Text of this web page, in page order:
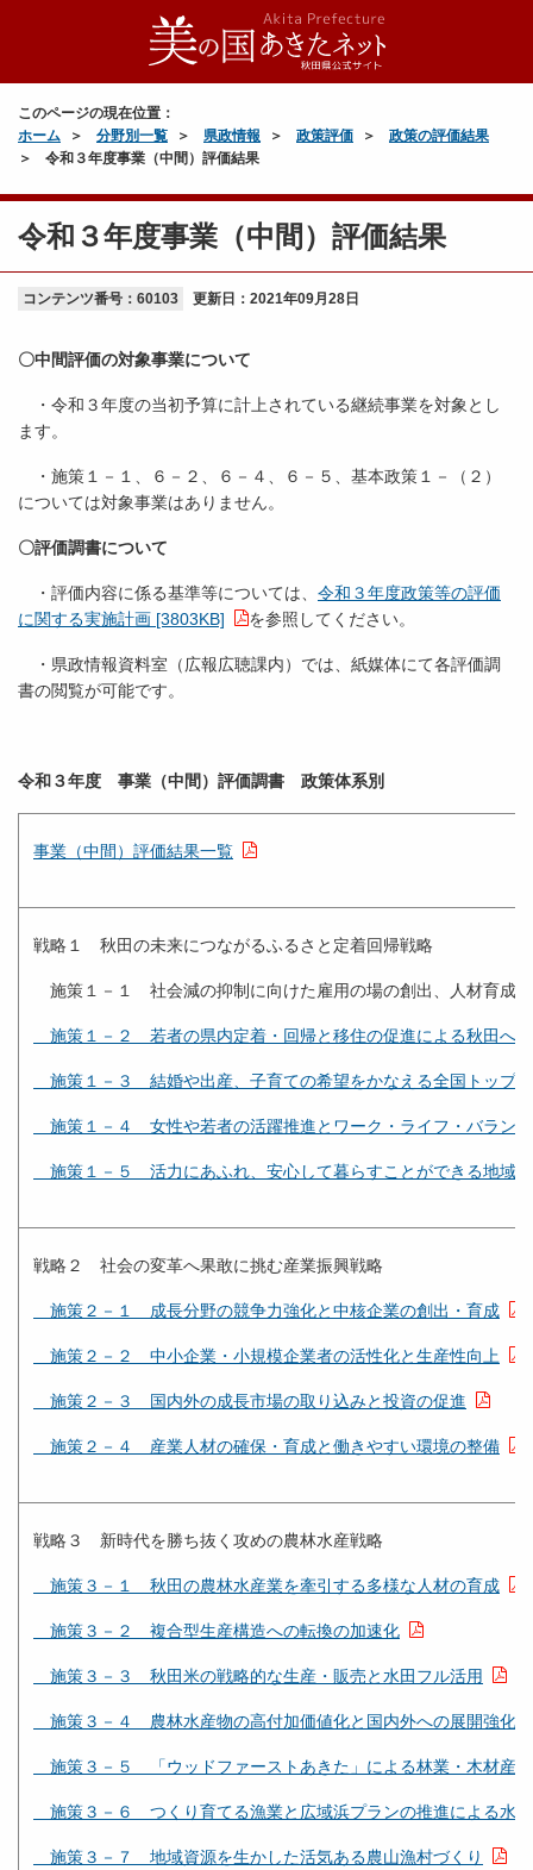
このページの現在位置：
ホーム
分野別一覧 県政情報 政策評価
政策の評価結果
令和３年度事業（中間）評価結果
令和３年度事業（中間）評価結果
コンテンツ番号：60103 更新日： 2021年09月28日
〇中間評価の対象事業について
・令和３年度の当初予算に計上されている継続事業を対象とし
ます。
・施策１－１、６－２、６－４、６－５、基本政策１－（２）
については対象事業はありません。
〇評価調書について
・評価内容に係る基準等については、 令和３年度政策等の評価
に関する実施計画 [3803KB]
を参照してください。
・県政情報資料室（広報広聴課内）では、紙媒体にて各評価調
書の閲覧が可能です。
令和３年度 事業（中間）評価調書 政策体系別
事業（中間）評価結果一覧
戦略１ 秋田の未来につながるふるさと定着回帰戦略
施策１－１ 社会減の抑制に向けた雇用の場の創出、人材育成
施策１－２ 若者の県内定着・回帰と移住の促進による秋田へ
施策１－３ 結婚や出産、子育ての希望をかなえる全国トップ
施策１－４ 女性や若者の活躍推進とワーク・ライフ・バラン
施策１－５ 活力にあふれ、安心して暮らすことができる地域
戦略２ 社会の変革へ果敢に挑む産業振興戦略
施策２－１ 成長分野の競争力強化と中核企業の創出・育成
施策２－２ 中小企業・小規模企業者の活性化と生産性向上
施策２－３ 国内外の成長市場の取り込みと投資の促進
施策２－４ 産業人材の確保・育成と働きやすい環境の整備
戦略３ 新時代を勝ち抜く攻めの農林水産戦略
施策３－１ 秋田の農林水産業を牽引する多様な人材の育成
施策３－２ 複合型生産構造への転換の加速化
施策３－３ 秋田米の戦略的な生産・販売と水田フル活用
施策３－４ 農林水産物の高付加価値化と国内外への展開強化
施策３－５ 「ウッドファーストあきた」による林業・木材産
施策３－６ つくり育てる漁業と広域浜プランの推進による水
施策３－７ 地域資源を生かした活気ある農山漁村づくり